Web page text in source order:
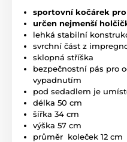
sportovní kočárek
určen nejmenší
lehká stabilní
svrchní část z
sklopná stříška
bezpečnostní pás pro
vypadnutím
pod sedadlem je
délka 50 cm
šířka 34 cm
výška 57 cm
průměr koleček 12 cm